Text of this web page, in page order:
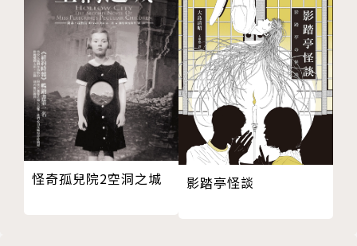
藍也到上海去讀研究所，至此，兩個人踏上了屬於各自
的生命旅途。
路內以幽默粗俗的語言、調侃不屑的語氣，在小說《少
年巴比倫》裡敘述了路小路等一群生活在城市，賣命於
工廠的底層人物的愛情、友情、事業。其城市書寫不歌
頌小城的繁華經濟，不表現人在經濟發展以後的富足生
活與飽滿的精神狀態，他將工廠與工人作為反映城市的
一面鏡子，側重寫人在城市中圍困的日常生活以及人如
封底
怪奇孤兒院2空洞之城 影踏亭怪談